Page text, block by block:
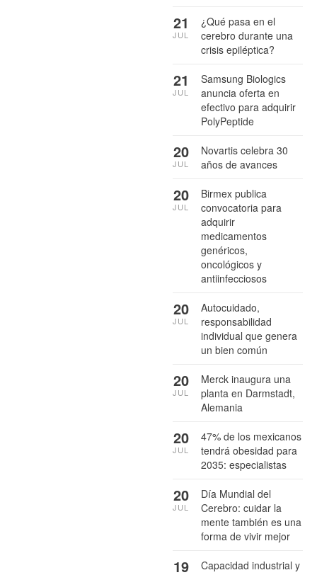
¿Qué pasa en el
cerebro durante una
crisis epiléptica?
21
JUL
Samsung Biologics
anuncia oferta en
efectivo para adquirir
PolyPeptide
21
JUL
Novartis celebra 30
años de avances
20
JUL
Birmex publica
convocatoria para
adquirir
medicamentos
genéricos,
oncológicos y
antiinfecciosos
20
JUL
Autocuidado,
responsabilidad
individual que genera
un bien común
20
JUL
Merck inaugura una
planta en Darmstadt,
Alemania
20
JUL
47% de los mexicanos
tendrá obesidad para
2035: especialistas
20
JUL
Día Mundial del
Cerebro: cuidar la
mente también es una
forma de vivir mejor
20
JUL
Capacidad industrial y
19